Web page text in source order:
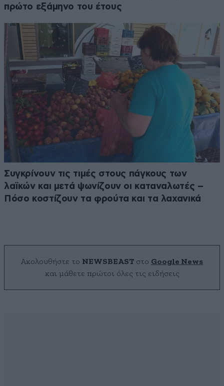
πρώτο εξάμηνο του έτους
Συγκρίνουν τις τιμές στους πάγκους των
λαϊκών και μετά ψωνίζουν οι καταναλωτές –
Πόσο κοστίζουν τα φρούτα και τα λαχανικά
Ακολουθήστε το NEWSBEAST στο Google News
και μάθετε πρώτοι όλες τις ειδήσεις